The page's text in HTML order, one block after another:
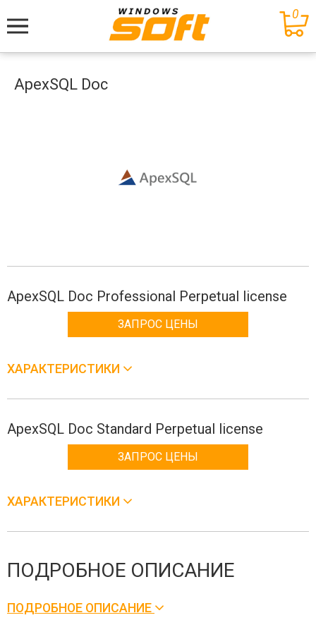
Меню
0
ApexSQL Doc
ApexSQL Doc Professional Perpetual license
ЗАПРОС ЦЕНЫ
ХАРАКТЕРИСТИКИ
ApexSQL Doc Standard Perpetual license
ЗАПРОС ЦЕНЫ
ХАРАКТЕРИСТИКИ
ПОДРОБНОЕ ОПИСАНИЕ
ПОДРОБНОЕ ОПИСАНИЕ